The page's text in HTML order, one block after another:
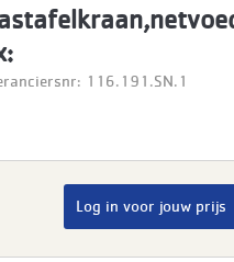
116.191.SN.1
Log in voor jouw prijs